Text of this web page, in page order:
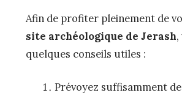
Afin de profiter pleinement de
site archéologique de Jerash
quelques conseils utiles :
Prévoyez suffisamment